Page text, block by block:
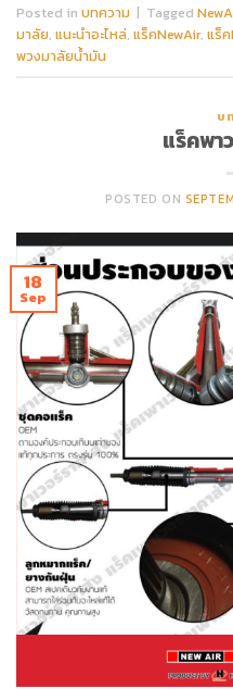
Posted in บทความ | Tagged
มาลัย, แนะนำอะไหล่, แร็คNewAir, แร็ค
พวงมาลัยน้ำมัน
บ
แร็คพา
POSTED ON
18
Sep